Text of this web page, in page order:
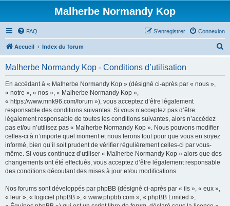
Malherbe Normandy Kop
FAQ Connexion
S’enregistrer
Accueil Index du forum
Malherbe Normandy Kop - Conditions d’utilisation
En accédant à « Malherbe Normandy Kop » (désigné ci-après par « nous »,
« notre », « nos », « Malherbe Normandy Kop »,
« https://www.mnk96.com/forum »), vous acceptez d’être légalement
responsable des conditions suivantes. Si vous n’acceptez pas d’être
légalement responsable de toutes les conditions suivantes, alors n’accédez
pas et/ou n’utilisez pas « Malherbe Normandy Kop ». Nous pouvons modifier
celles-ci à n’importe quel moment et nous ferons tout pour que vous en soyez
informé, bien qu’il soit prudent de vérifier régulièrement celles-ci par vous-
même. Si vous continuez d’utiliser « Malherbe Normandy Kop » alors que des
changements ont été effectués, vous acceptez d’être légalement responsable
des conditions découlant des mises à jour et/ou modifications.
Nos forums sont développés par phpBB (désigné ci-après par « ils », « eux »,
« leur », « logiciel phpBB », « www.phpbb.com », « phpBB Limited »,